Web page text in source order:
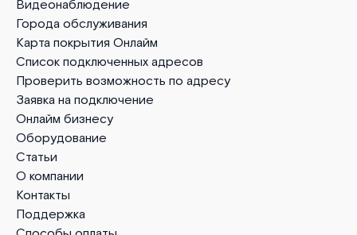
Видеонаблюдение
Города обслуживания
Карта покрытия Онлайм
Список подключенных адресов
Проверить возможность по адресу
Заявка на подключение
Онлайм бизнесу
Оборудование
Статьи
О компании
Контакты
Поддержка